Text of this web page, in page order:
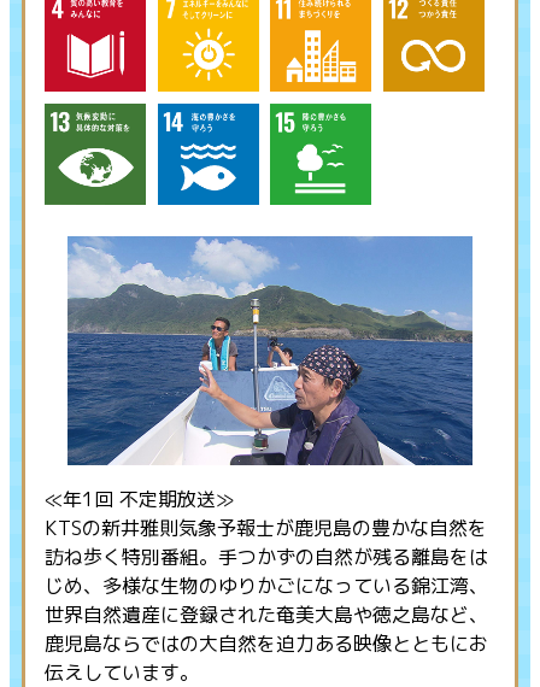
≪年1回 不定期放送≫
KTSの新井雅則気象予報士が鹿児島の豊かな自然を
訪ね歩く特別番組。手つかずの自然が残る離島をは
じめ、多様な生物のゆりかごになっている錦江湾、
世界自然遺産に登録された奄美大島や徳之島など、
鹿児島ならではの大自然を迫力ある映像とともにお
伝えしています。